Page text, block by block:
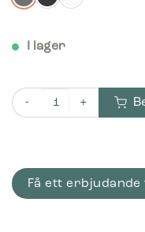
I lager
Bica Modell 856
Få ett